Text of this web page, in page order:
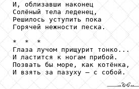
И, облизавши наконец
Солёный тела леденец,
Решилось уступить пока
Горячей нежности песка.
*  *  *
Глаза лучом прищурит тонко...
И ластится к ногам прибой.
Позвать бы море, как котёнка,
И взять за пазуху – с собой.